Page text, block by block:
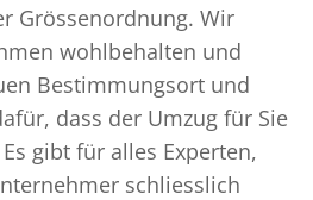
Grössenordnung. Wir
wohlbehalten und
Bestimmungsort und
dass der Umzug für Sie
gibt für alles Experten,
schliesslich